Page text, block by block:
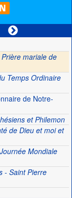
Prière mariale de
Temps Ordinaire
de Notre-
et Philemon
de Dieu et moi et
Mondiale
- Saint Pierre